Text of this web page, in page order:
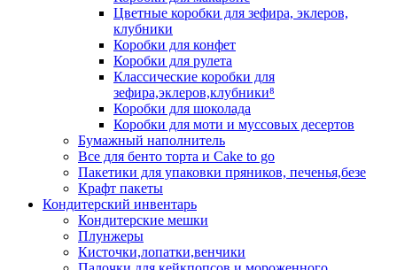
Цветные коробки для зефира, эклеров,
клубники
Коробки для конфет
Коробки для рулета
Классические коробки для
зефира,эклеров,клубники⁸
Коробки для шоколада
Коробки для моти и муссовых десертов
Бумажный наполнитель
Все для бенто торта и Cake to go
Пакетики для упаковки пряников, печенья,безе
Крафт пакеты
Кондитерский инвентарь
Кондитерские мешки
Плунжеры
Кисточки,лопатки,венчики